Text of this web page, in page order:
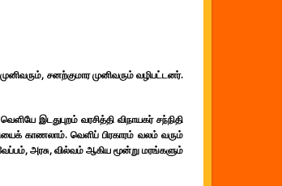
சனற்குமார முனிவரும் வழிபட்டனர்.
இடதுபுறம் வரசித்தி விநாயகர் சந்நிதி
காணலாம். வெளிப் பிரகாரம் வலம் வரும்
வேப்பம், அரசு, வில்வம் ஆகிய மூன்று மரங்களும்